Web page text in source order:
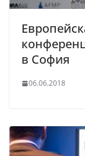
в София
06.06.2018